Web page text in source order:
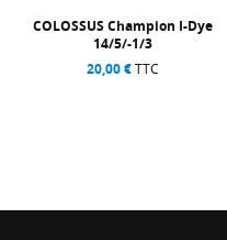
COLOSSUS Champion I-Dye
14/5/-1/3
20,00 €TTC